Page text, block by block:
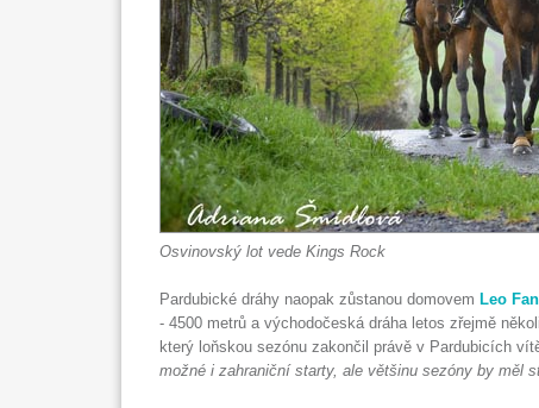
Osvinovský lot vede Kings Rock
Pardubické dráhy naopak zůstanou domovem Leo
- 4500 metrů a východočeská dráha letos zřejmě
který loňskou sezónu zakončil právě v Pardubicích
možné i zahraniční starty, ale většinu sezóny by měl